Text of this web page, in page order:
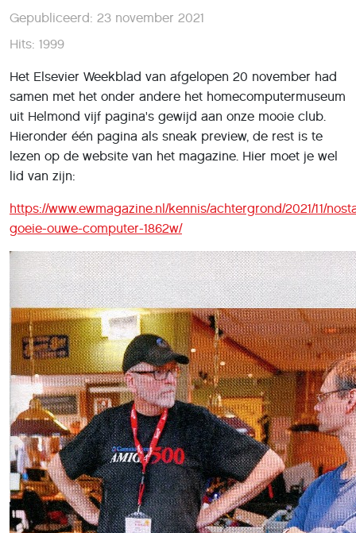
Gepubliceerd: 23 november 2021
Hits: 1999
Het Elsevier Weekblad van afgelopen 20 november had
samen met het onder andere het homecomputermuseum
uit Helmond vijf pagina's gewijd aan onze mooie club.
Hieronder één pagina als sneak preview, de rest is te
lezen op de website van het magazine. Hier moet je wel
lid van zijn:
https://www.ewmagazine.nl/kennis/achtergrond/2021/11/
goeie-ouwe-computer-1862w/